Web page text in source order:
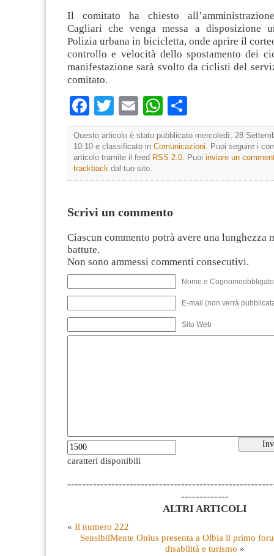
Il comitato ha chiesto
Cagliari che venga messa a disposizione
Polizia urbana in bicicletta, onde aprire il
controllo e velocità dello spostamento dei
manifestazione sarà svolto da ciclisti del
comitato.
Facebook
TwitterEmailWhatsApp
Questo articolo è stato pubblicato mercoledì, 28
10:10 e classificato in Comunicazioni. Puoi seguire i
articolo tramite il feed RSS 2.0. Puoi inviare un
trackback dal tuo sito.
Scrivi un commento
Ciascun commento potrà avere una lunghezza
battute.
Non sono ammessi commenti consecutivi.
Nome e
E-mail (non verrà
Sito Web
caratteri disponibili
-------------
ALTRI ARTICOLI
« Il numero 222
SensibilMente Onlus presenta a Olbia il primo
disabilità e turismo »